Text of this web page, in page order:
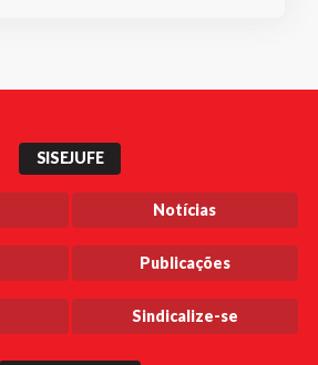
SISEJUFE
Notícias
Publicações
Sindicalize-se